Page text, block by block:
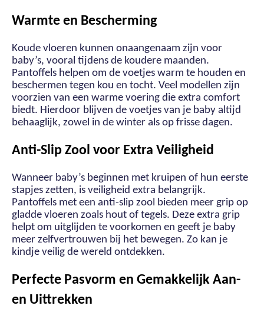
Warmte en Bescherming
Koude vloeren kunnen onaangenaam zijn voor
baby’s, vooral tijdens de koudere maanden.
Pantoffels helpen om de voetjes warm te houden en
beschermen tegen kou en tocht. Veel modellen zijn
voorzien van een warme voering die extra comfort
biedt. Hierdoor blijven de voetjes van je baby altijd
behaaglijk, zowel in de winter als op frisse dagen.
Anti-Slip Zool voor Extra Veiligheid
Wanneer baby’s beginnen met kruipen of hun eerste
stapjes zetten, is veiligheid extra belangrijk.
Pantoffels met een anti-slip zool bieden meer grip op
gladde vloeren zoals hout of tegels. Deze extra grip
helpt om uitglijden te voorkomen en geeft je baby
meer zelfvertrouwen bij het bewegen. Zo kan je
kindje veilig de wereld ontdekken.
Perfecte Pasvorm en Gemakkelijk Aan-
en Uittrekken